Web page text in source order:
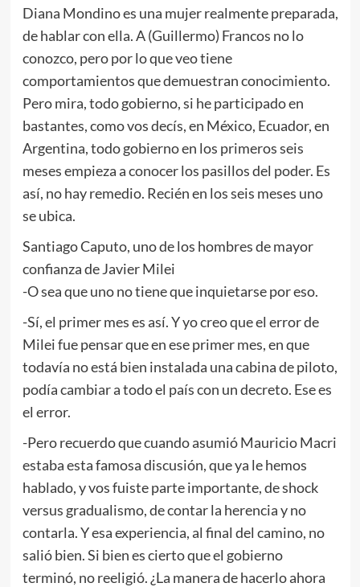
Diana Mondino es una mujer realmente preparada,
de hablar con ella. A (Guillermo) Francos no lo
conozco, pero por lo que veo tiene
comportamientos que demuestran conocimiento.
Pero mira, todo gobierno, si he participado en
bastantes, como vos decís, en México, Ecuador, en
Argentina, todo gobierno en los primeros seis
meses empieza a conocer los pasillos del poder. Es
así, no hay remedio. Recién en los seis meses uno
se ubica.
Santiago Caputo, uno de los hombres de mayor
confianza de Javier Milei
-O sea que uno no tiene que inquietarse por eso.
-Sí, el primer mes es así. Y yo creo que el error de
Milei fue pensar que en ese primer mes, en que
todavía no está bien instalada una cabina de piloto,
podía cambiar a todo el país con un decreto. Ese es
el error.
-Pero recuerdo que cuando asumió Mauricio Macri
estaba esta famosa discusión, que ya le hemos
hablado, y vos fuiste parte importante, de shock
versus gradualismo, de contar la herencia y no
contarla. Y esa experiencia, al final del camino, no
salió bien. Si bien es cierto que el gobierno
terminó, no reeligió. ¿La manera de hacerlo ahora